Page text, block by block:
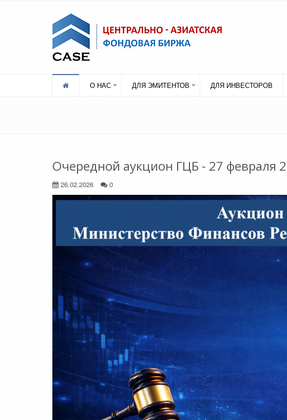
О НАС ДЛЯ ЭМИТЕНТОВ ДЛЯ ИНВЕСТОРОВ
Очередной аукцион ГЦБ - 27 февраля
26.02.2026 0